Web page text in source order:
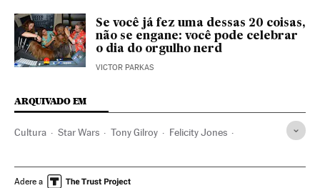
Se você já fez uma dessas 20 coisas,
não se engane: você pode celebrar
o dia do orgulho nerd
VICTOR PARKAS
ARQUIVADO EM
Cultura Star Wars Tony Gilroy Felicity Jones
Produção cinema Produção audiovisual
Adere a